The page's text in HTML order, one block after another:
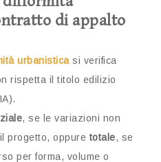
di appalto
urbanisticasi verifica
rispetta il titolo edilizio
, se le variazioni non
progetto, oppure totale, se
per forma, volume o